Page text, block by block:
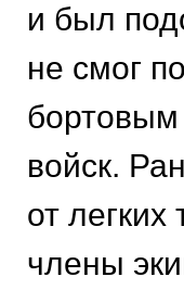
и был
не смог
войск.
от
члены